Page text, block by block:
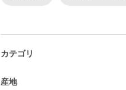
カテゴリ
産地